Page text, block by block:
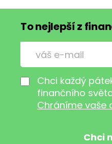
To nejlepší z
Chci každý
finančního
Chráníme vaše